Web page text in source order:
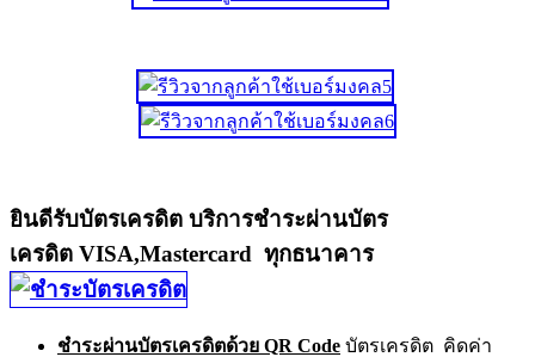
ยินดีรับบัตรเครดิต บริการชำระผ่านบัตร
เครดิต VISA,Mastercard ทุกธนาคาร
ชำระผ่านบัตรเครดิตด้วย QR Code บัตรเครดิต คิดค่า